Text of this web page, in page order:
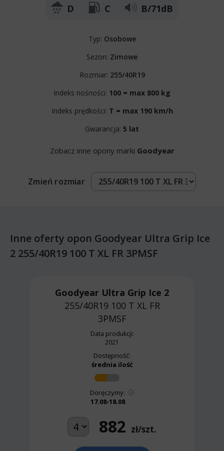
D C B/71dB
Typ: Osobowe
Sezon: Zimowe
Rozmiar: 255/40R19
Indeks nośności: 100 = max 800 kg
Indeks prędkości: T = max 190 km/h
Gwarancja: 5 lat
Zobacz inne opony marki Goodyear
Zmień rozmiar
Inne oferty opon Goodyear Ultra Grip Ice
2 255/40R19 100 T XL FR 3PMSF
Goodyear Ultra Grip Ice 2
255/40R19 100 T XL FR
3PMSF
Data produkcji:
2021
Dostępność:
średnia ilość
Doręczymy:
17.08-18.08
882 zł/szt.